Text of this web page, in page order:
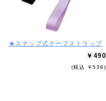
★スナップ式テープストラップ
￥490
(税込 ￥539)